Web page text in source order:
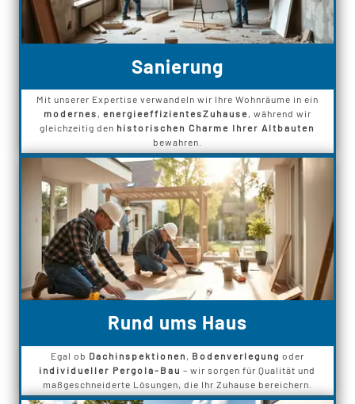
Sanierung
Mit unserer Expertise verwandeln wir Ihre Wohnräume in ein
modernes , energieeffizientesZuhause , während wir
gleichzeitig den historischen Charme Ihrer Altbauten
bewahren.
Rund ums Haus
Egal ob Dachinspektionen Bodenverlegung oder
individueller Pergola-Bau – wir sorgen für Qualität und
maßgeschneiderte Lösungen, die Ihr Zuhause bereichern.